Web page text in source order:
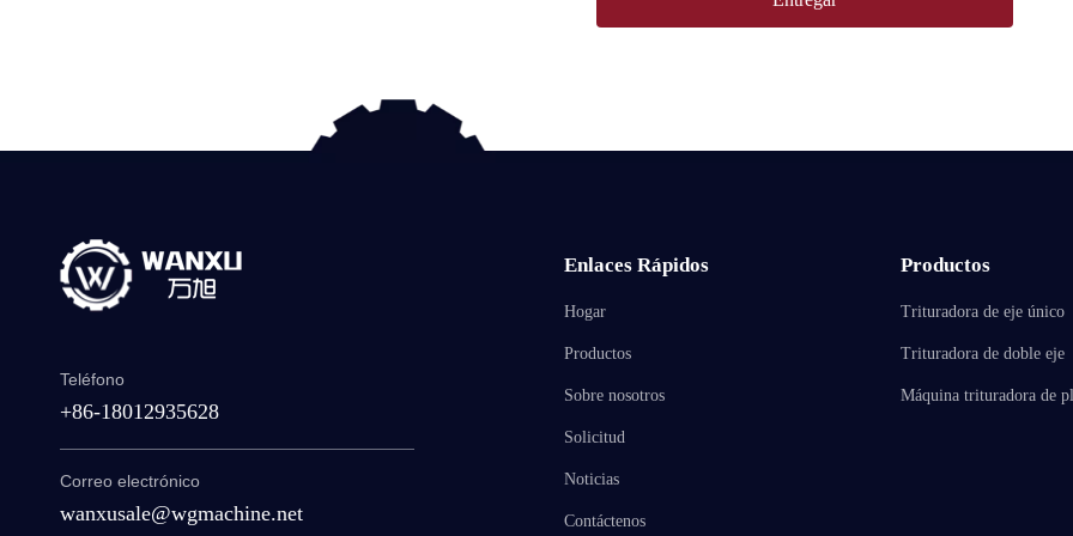
Teléfono
+86-18012935628
Correo electrónico
wanxusale@wgmachine.net
Enlaces Rápidos
Hogar
Productos
Sobre nosotros
Solicitud
Noticias
Contáctenos
Productos
Trituradora de eje único
Trituradora de doble eje
Máquina trituradora de